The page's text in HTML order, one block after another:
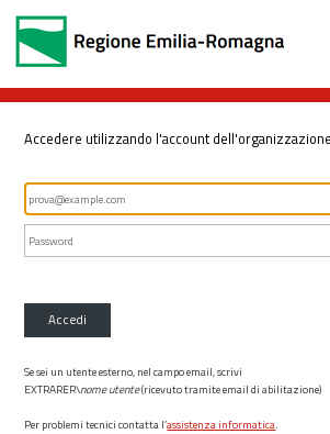
Accedere utilizzando l'account dell'organizzazione
Accedi
Se sei un utente esterno, nel campo email, scrivi
EXTRARER\nome utente(ricevuto tramite email di abilitazione)
Per problemi tecnici contatta l’assistenza informatica.